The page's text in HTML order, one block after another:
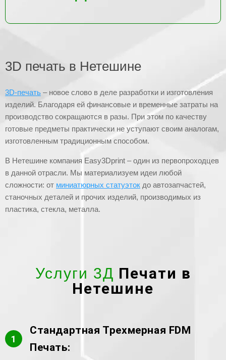
3D печать в Нетешине
3D-печать – новое слово в деле разработки и изготовления
изделий. Благодаря ей финансовые и временные затраты на
производство сокращаются в разы. При этом по качеству
готовые предметы практически не уступают своим аналогам,
изготовленным традиционным способом.
В Нетешине компания Easy3Dprint – один из первопроходцев
в данной отрасли. Мы материализуем идеи любой
сложности: от миниатюрных статуэток до автозапчастей,
станочных деталей и прочих изделий, производимых из
пластика, стекла, металла.
Услуги 3Д Печати в
Нетешине
1
Стандартная Трехмерная FDM
Печать: